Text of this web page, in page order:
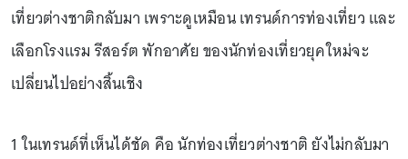
เที่ยวต่างชาติกลับมา เพราะดูเหมือน เทรนด์การท่องเที่ยว และ
เลือกโรงแรม รีสอร์ต พักอาศัย ของนักท่องเที่ยวยุคใหม่จะ
เปลี่ยนไปอย่างสิ้นเชิง
1 ในเทรนด์ที่เห็นได้ชัด คือ นักท่องเที่ยวต่างชาติ ยังไม่กลับมา